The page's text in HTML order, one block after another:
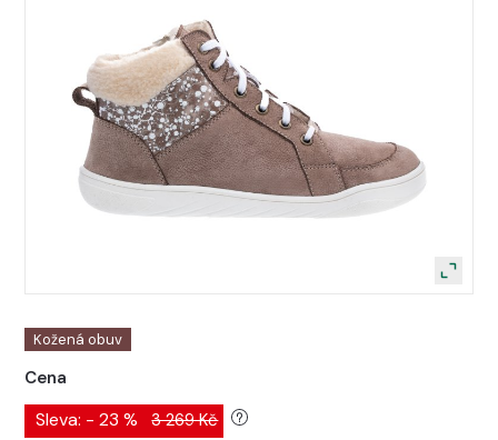
Kožená obuv
Cena
Sleva: - 23 % 3 269 Kč